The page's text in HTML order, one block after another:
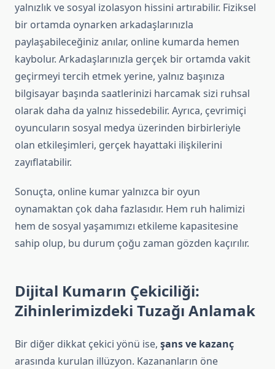
yalnızlık ve sosyal izolasyon hissini artırabilir. Fiziksel
bir ortamda oynarken arkadaşlarınızla
paylaşabileceğiniz anılar, online kumarda hemen
kaybolur. Arkadaşlarınızla gerçek bir ortamda vakit
geçirmeyi tercih etmek yerine, yalnız başınıza
bilgisayar başında saatlerinizi harcamak sizi ruhsal
olarak daha da yalnız hissedebilir. Ayrıca, çevrimiçi
oyuncuların sosyal medya üzerinden birbirleriyle
olan etkileşimleri, gerçek hayattaki ilişkilerini
zayıflatabilir.
Sonuçta, online kumar yalnızca bir oyun
oynamaktan çok daha fazlasıdır. Hem ruh halimizi
hem de sosyal yaşamımızı etkileme kapasitesine
sahip olup, bu durum çoğu zaman gözden kaçırılır.
Dijital Kumarın Çekiciliği:
Zihinlerimizdeki Tuzağı Anlamak
Bir diğer dikkat çekici yönü ise, şans ve kazanç
arasında kurulan illüzyon. Kazananların öne